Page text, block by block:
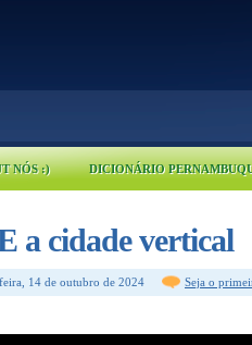
NÓS :) DICIONÁRIO
a cidade vertical
14 de outubro de 2024 Seja o